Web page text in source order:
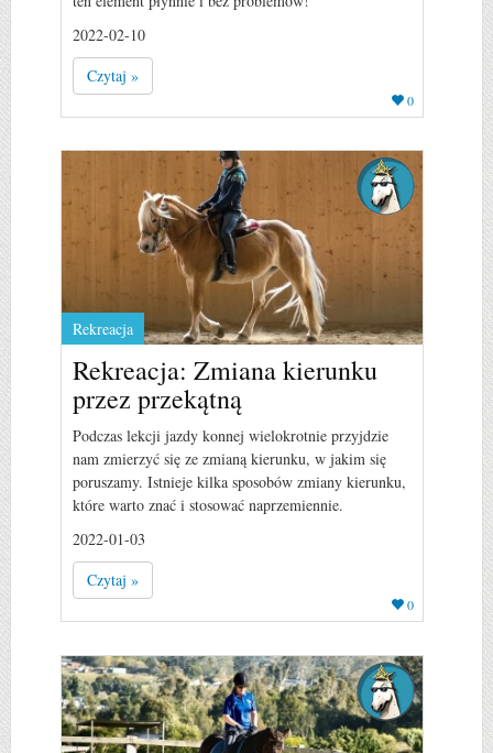
2022-02-10
Czytaj »
0
Rekreacja
Rekreacja: Zmiana kierunku
przez przekątną
Podczas lekcji jazdy konnej wielokrotnie przyjdzie
nam zmierzyć się ze zmianą kierunku, w jakim się
poruszamy. Istnieje kilka sposobów zmiany kierunku,
które warto znać i stosować naprzemiennie.
2022-01-03
Czytaj »
0